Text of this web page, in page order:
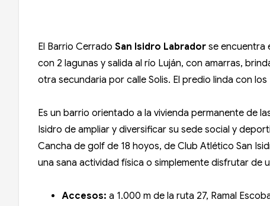
El Barrio Cerrado San Isidro Labrador se encuentra
con 2 lagunas y salida al río Luján, con amarras,
otra secundaria por calle Solis. El predio linda con
Es un barrio orientado a la vivienda permanente de
Isidro de ampliar y diversificar su sede social y
Cancha de golf de 18 hoyos, de Club Atlético San
una sana actividad física o simplemente disfrutar de
Accesos: a 1.000 m de la ruta 27, Ramal